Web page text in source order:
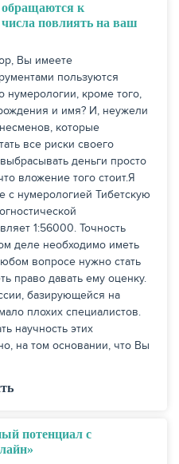
обращаются к
повлиять на ваш
Вы имеете
пользуются
нумерологии, кроме того,
и имя? И, неужели
которые
все риски своего
деньги просто
вложение того стоит.Я
с нумерологией Тибетскую
1:56000. Точность
деле необходимо иметь
вопросе нужно стать
право давать ему оценку.
базирующейся на
плохих специалистов.
научность этих
на том основании, что Вы
потенциал с